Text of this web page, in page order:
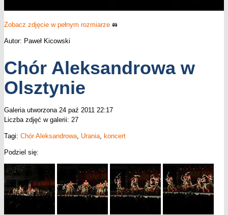
Zobacz zdjęcie w pełnym rozmiarze
Autor: Paweł Kicowski
Chór Aleksandrowa w
Olsztynie
Galeria utworzona 24 paź 2011 22:17
Liczba zdjęć w galerii: 27
Tagi: Chór Aleksandrowa, Urania, koncert
Podziel się: